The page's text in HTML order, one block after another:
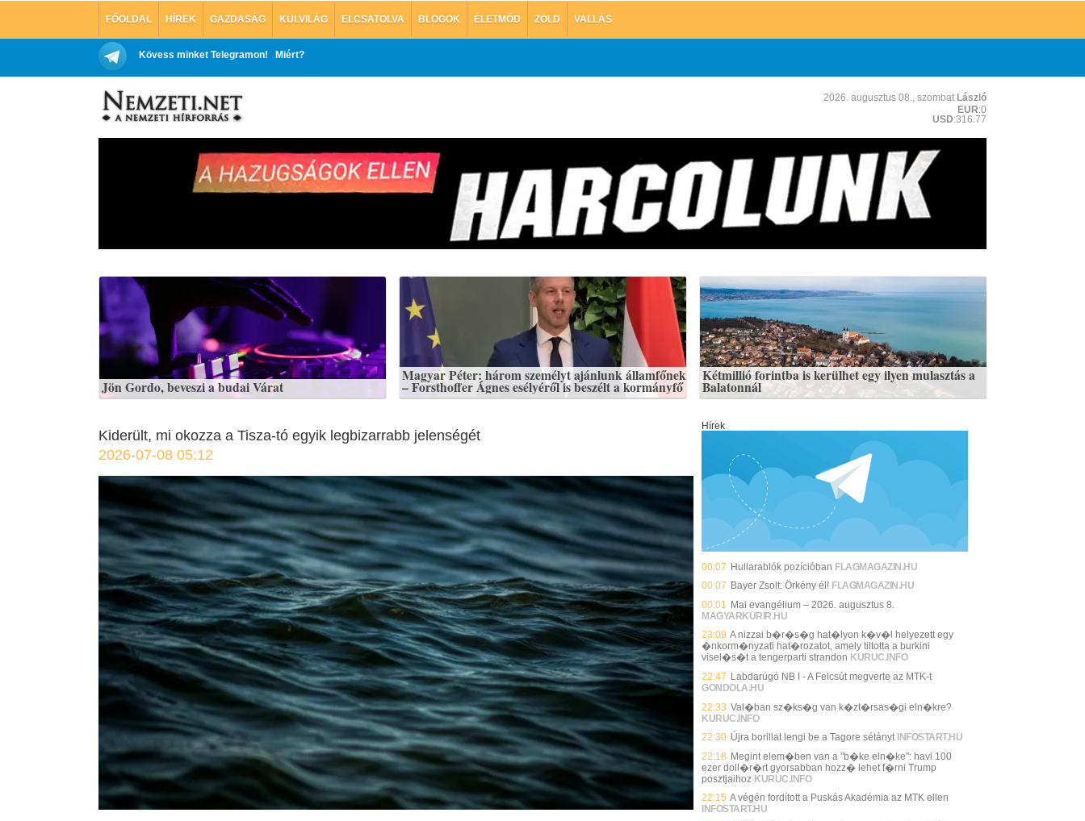
FŐOLDAL HÍREK GAZDASÁG KÜLVILÁG ELCSATOLVA BLOGOK ÉLETMÓD ZÖLD VALLÁS
Kövess minket Telegramon! Miért?
2026. augusztus 08., szombat László
EUR:0
USD:316.77
Jön Gordo, beveszi a budai Várat
Magyar Péter: három személyt ajánlunk államfőnek
– Forsthoffer Ágnes esélyéről is beszélt a kormányfő
Kétmillió forintba is kerülhet egy ilyen mulasztás a
Balatonnál
Kiderült, mi okozza a Tisza-tó egyik legbizarrabb jelenségét
2026-07-08 05:12
Hírek
00:07 Hullarablók pozícióban FLAGMAGAZIN.HU
00:07 Bayer Zsolt: Örkény él! FLAGMAGAZIN.HU
00:01
Mai evangélium – 2026. augusztus 8.
MAGYARKURIR.HU
23:09 A nizzai b�r�s�g hat�lyon k�v�l helyezett egy
�nkorm�nyzati hat�rozatot, amely tiltotta a burkini
visel�s�t a tengerparti strandon KURUC.INFO
22:47 Labdarúgó NB I - A Felcsút megverte az MTK-t
GONDOLA.HU
22:33 Val�ban sz�ks�g van k�zt�rsas�gi eln�kre?
KURUC.INFO
22:30 Újra borillat lengi be a Tagore sétányt INFOSTART.HU
22:18 Megint elem�ben van a "b�ke eln�ke": havi 100
ezer doll�r�rt gyorsabban hozz� lehet f�rni Trump
posztjaihoz KURUC.INFO
22:15 A végén fordított a Puskás Akadémia az MTK ellen
INFOSTART.HU